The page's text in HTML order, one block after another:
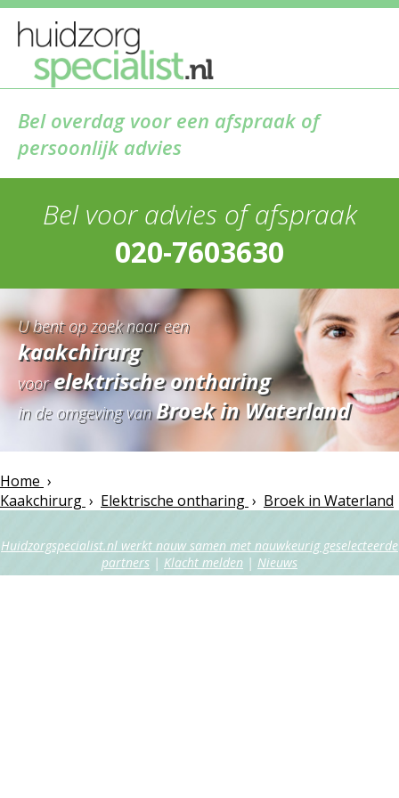
Bel overdag voor een afspraak of
persoonlijk advies
Bel voor advies of afspraak
020-7603630
U bent op zoek naar een
kaakchirurg
voorelektrische ontharing
in de omgeving vanBroek in Waterland
Home ›
Kaakchirurg › Elektrische ontharing › Broek in Waterland
Huidzorgspecialist.nl werkt nauw samen met nauwkeurig geselecteerde
partners | Klacht melden | Nieuws